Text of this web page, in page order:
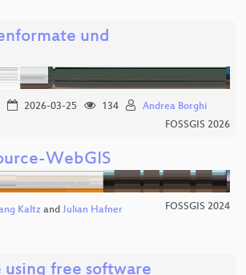
und
2026-03-25 134
Andrea Borghi
FOSSGIS 2026
WebGIS
Kaltzand Julian Hafner FOSSGIS 2024
free software